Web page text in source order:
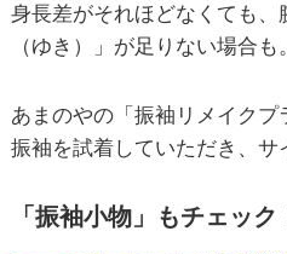
身長差がそれほどなくても
（ゆき）」が足りない場合も。
あまのやの「振袖リメイク
振袖を試着していただき、サ
「振袖小物」もチェック